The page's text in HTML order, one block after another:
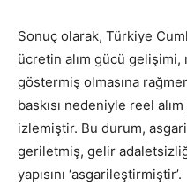
Sonuç olarak, Türkiye
ücretin alım gücü
göstermiş olmasına
baskısı nedeniyle reel
izlemiştir. Bu durum,
geriletmiş, gelir
yapısını ‘asgarileştirmiştir’.